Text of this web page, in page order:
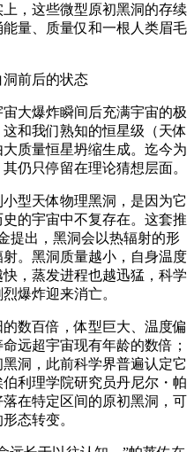
，这些微型原初黑洞的存续
量、质量仅和一根人类眉毛
前后的状态
大爆炸瞬间后充满宇宙的极
和我们熟知的恒星级（天体
质量恒星坍缩生成。迄今为
仍只停留在理论猜想层面。
型天体物理黑洞，是因为它
的宇宙中不复存在。这套推
提出，黑洞会以热辐射的形
。黑洞质量越小，自身温度
，蒸发进程也越迅猛，科学
爆炸迎来消亡。
数百倍，体型巨大、温度偏
远超宇宙现有年龄的数倍；
洞，此前科学界普遍认定它
利理学院研究员丹尼尔・帕
在特定区间的原初黑洞，可
态转变。